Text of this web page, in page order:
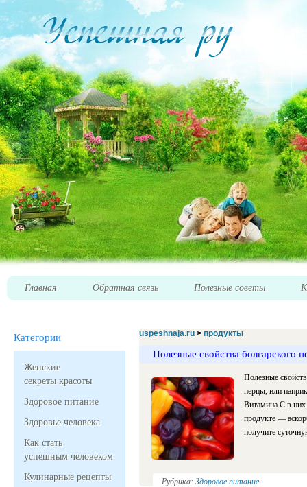
Главная Обратная связь Полезные советы
Категории
Женские
секреты красоты
Здоровое питание
Здоровье человека
Как стать
успешным человеком
Кулинарные рецепты
uspeshnaja.ru> продукты
Полезные свойства болгарского
Полезные
перцы, или
Витамина С в них
продукте —
получите
Рубрика: Здоровое питание